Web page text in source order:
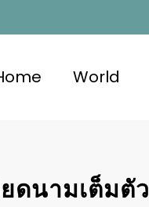
World
ดนามเต็มตัว